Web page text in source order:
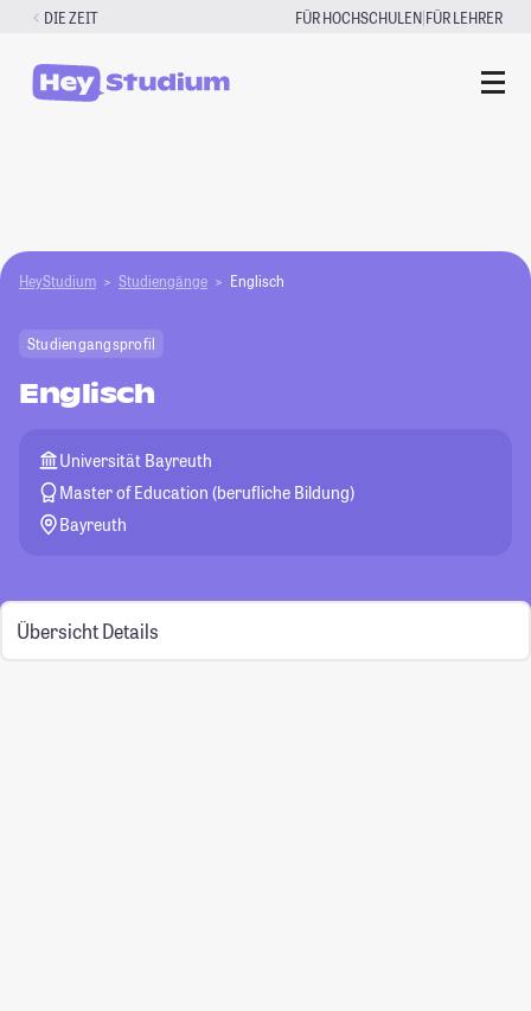
Zum
springen
DIE ZEIT FÜR HOCHSCHULEN|FÜR LEHRER
HeyStudium Studiengänge Englisch
Studiengangsprofil
Englisch
Universität Bayreuth
Master of Education (berufliche Bildung)
Bayreuth
Übersicht Details